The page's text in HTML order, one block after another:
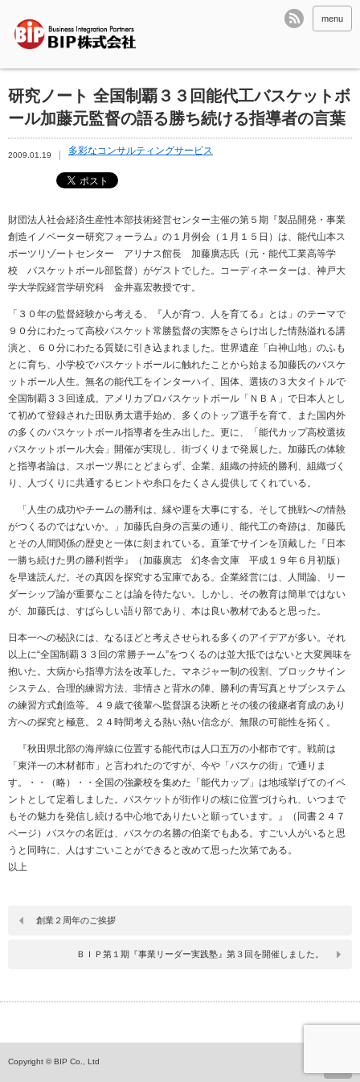
menu
研究ノート 全国制覇３３回能代工バスケットボ
ール加藤元監督の語る勝ち続ける指導者の言葉
2009.01.19 多彩なコンサルティングサービス
財団法人社会経済生産性本部技術経営センター主催の第５期『製品開発・事業
創造イノベーター研究フォーラム』の１月例会（１月１５日）は、能代山本ス
ポーツリゾートセンター アリナス館長 加藤廣志氏（元・能代工業高等学
校 バスケットボール部監督）がゲストでした。コーディネーターは、神戸大
学大学院経営学研究科 金井嘉宏教授です。
「３０年の監督経験から考える、『人が育つ、人を育てる』とは」のテーマで
９０分にわたって高校バスケット常勝監督の実際をさらけ出した情熱溢れる講
演と、６０分にわたる質疑に引き込まれました。世界遺産「白神山地」のふも
とに育ち、小学校でバスケットボールに触れたことから始まる加藤氏のバスケ
ットボール人生。無名の能代工をインターハイ、国体、選抜の３大タイトルで
全国制覇３３回達成。アメリカプロバスケットボール「ＮＢＡ」で日本人とし
て初めて登録された田臥勇太選手始め、多くのトップ選手を育て、また国内外
の多くのバスケットボール指導者を生み出した。更に、「能代カップ高校選抜
バスケットボール大会」開催が実現し、街づくりまで発展した。加藤氏の体験
と指導者論は、スポーツ界にとどまらず、企業、組織の持続的勝利、組織づく
り、人づくりに共通するヒントや糸口をたくさん提供してくれている。
「人生の成功やチームの勝利は、縁や運を大事にする。そして挑戦への情熱
がつくるのではないか。」加藤氏自身の言葉の通り、能代工の奇跡は、加藤氏
とその人間関係の歴史と一体に刻まれている。直筆でサインを頂戴した『日本
一勝ち続けた男の勝利哲学』（加藤廣志 幻冬舎文庫 平成１９年６月初版）
を早速読んだ。その真因を探究する宝庫である。企業経営には、人間論、リー
ダーシップ論が重要なことは論を待たない。しかし、その教育は簡単ではない
が、加藤氏は、すばらしい語り部であり、本は良い教材であると思った。
日本一への秘訣には、なるほどと考えさせられる多くのアイデアが多い。それ
以上に“全国制覇３３回の常勝チーム”をつくるのは並大抵ではないと大変興味を
抱いた。大病から指導方法を改革した。マネジャー制の役割、ブロックサイン
システム、合理的練習方法、非情さと背水の陣、勝利の青写真とサブシステム
の練習方式創造等。４９歳で後輩へ監督譲る決断とその後の後継者育成のあり
方への探究と極意。２４時間考える熱い熱い信念が、無限の可能性を拓く。
『秋田県北部の海岸線に位置する能代市は人口五万の小都市です。戦前は
「東洋一の木材都市」と言われたのですが、今や「バスケの街」で通りま
す。・・（略）・・全国の強豪校を集めた「能代カップ」は地域挙げてのイベ
ントとして定着しました。バスケットが街作りの核に位置づけられ、いつまで
もその魅力を発信し続ける中心地でありたいと願っています。』（同書２４７
ページ）バスケの名匠は、バスケの名勝の伯楽でもある。すごい人がいると思
うと同時に、人はすごいことができると改めて思った次第である。
以上
創業２周年のご挨拶
ＢＩＰ第１期『事業リーダー実践塾』第３回を開催しました。
Copyright © BIP Co., Ltd